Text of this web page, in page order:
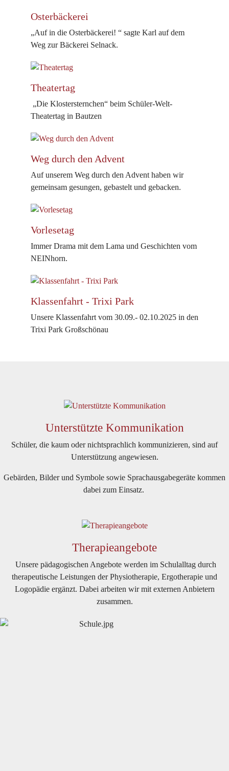
Osterbäckerei
„Auf in die Osterbäckerei! “ sagte Karl auf dem
Weg zur Bäckerei Selnack.
Theatertag
„Die Klostersternchen“ beim Schüler-Welt-
Theatertag in Bautzen
Weg durch den Advent
Auf unserem Weg durch den Advent haben wir
gemeinsam gesungen, gebastelt und gebacken.
Vorlesetag
Immer Drama mit dem Lama und Geschichten vom
NEINhorn.
Klassenfahrt - Trixi Park
Unsere Klassenfahrt vom 30.09.- 02.10.2025 in den
Trixi Park Großschönau
Unterstützte Kommunikation
Schüler, die kaum oder nichtsprachlich kommunizieren, sind auf
Unterstützung angewiesen.
Gebärden, Bilder und Symbole sowie Sprachausgabegeräte kommen
dabei zum Einsatz.
Therapieangebote
Unsere pädagogischen Angebote werden im Schulalltag durch
therapeutische Leistungen der Physiotherapie, Ergotherapie und
Logopädie ergänzt. Dabei arbeiten wir mit externen Anbietern
zusammen.